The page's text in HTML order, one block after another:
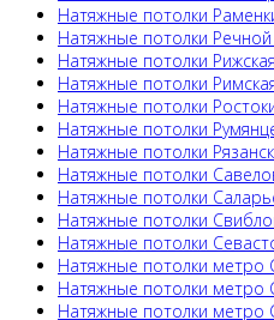
Натяжные потолки
Натяжные потолки Речной
Натяжные потолки Рижская
Натяжные потолки
Натяжные потолки
Натяжные потолки
Натяжные потолки
Натяжные потолки
Натяжные потолки
Натяжные потолки
Натяжные потолки
Натяжные потолки метро
Натяжные потолки метро
Натяжные потолки метро